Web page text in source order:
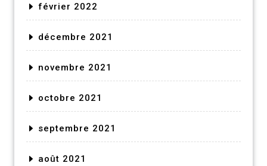
février 2022
décembre 2021
novembre 2021
octobre 2021
septembre 2021
août 2021